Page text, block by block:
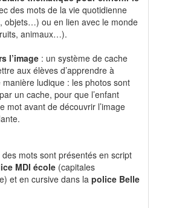
des mots de la vie quotidienne
objets…) ou en lien avec le monde
animaux…).
l’image : un système de cache
aux élèves d’apprendre à
ludique : les photos sont
un cache, pour que l’enfant
mot avant de découvrir l’image
des mots sont présentés en script
MDI école (capitales
et en cursive dans la police Belle